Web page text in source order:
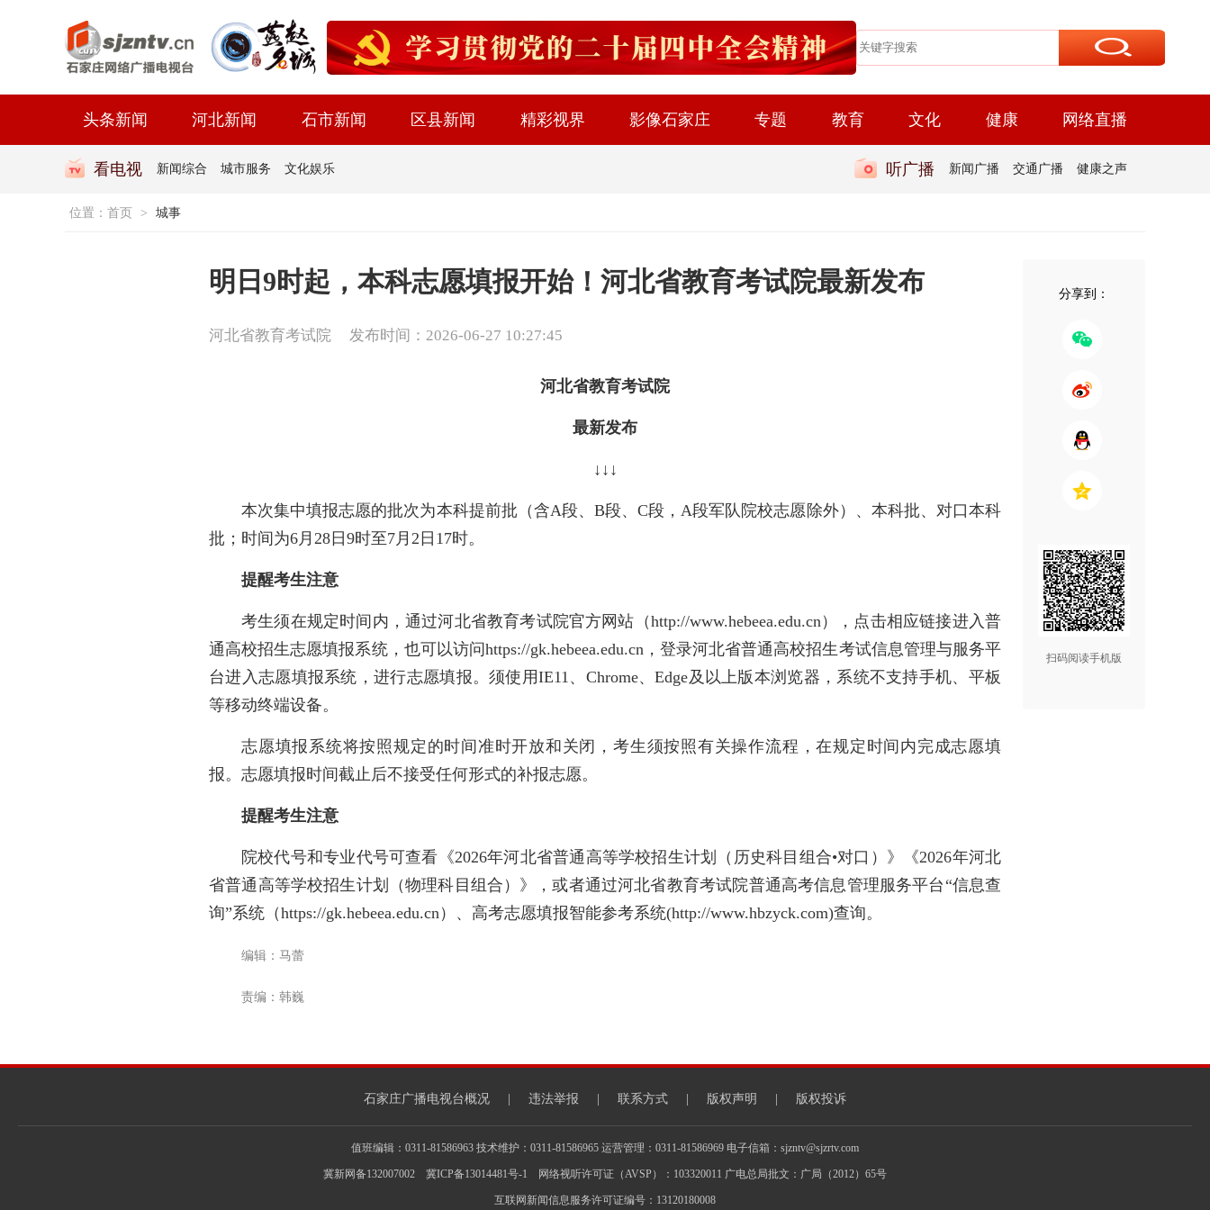
头条新闻 河北新闻 石市新闻 区县新闻 精彩视界 影像石家庄 专题 教育 文化 健康 网络直播
看电视 新闻综合 城市服务 文化娱乐 听广播 新闻广播 交通广播 健康之声
位置： 首页 > 城事
明日9时起，本科志愿填报开始！河北省教育考试院最新发布
河北省教育考试院 发布时间：2026-06-27 10:27:45
河北省教育考试院
最新发布
↓↓↓
本次集中填报志愿的批次为本科提前批（含A段、B段、C段，A段军队院校志愿除外）、本科批、对口本科
批；时间为6月28日9时至7月2日17时。
提醒考生注意
考生须在规定时间内，通过河北省教育考试院官方网站（http://www.hebeea.edu.cn），点击相应链接进入普
通高校招生志愿填报系统，也可以访问https://gk.hebeea.edu.cn，登录河北省普通高校招生考试信息管理与服务平
台进入志愿填报系统，进行志愿填报。须使用IE11、Chrome、Edge及以上版本浏览器，系统不支持手机、平板
等移动终端设备。
志愿填报系统将按照规定的时间准时开放和关闭，考生须按照有关操作流程，在规定时间内完成志愿填
报。志愿填报时间截止后不接受任何形式的补报志愿。
提醒考生注意
院校代号和专业代号可查看《2026年河北省普通高等学校招生计划（历史科目组合•对口）》《2026年河北
省普通高等学校招生计划（物理科目组合）》，或者通过河北省教育考试院普通高考信息管理服务平台“信息查
询”系统（https://gk.hebeea.edu.cn）、高考志愿填报智能参考系统(http://www.hbzyck.com)查询。
编辑：马蕾
责编：韩巍
分享到：
扫码阅读手机版
石家庄广播电视台概况 违法举报 联系方式 版权声明 版权投诉
值班编辑：0311-81586963 技术维护：0311-81586965 运营管理：0311-81586969 电子信箱：sjzntv@sjzrtv.com
冀新网备132007002 冀ICP备13014481号-1 网络视听许可证（AVSP）：103320011 广电总局批文：广局（2012）65号
互联网新闻信息服务许可证编号：13120180008